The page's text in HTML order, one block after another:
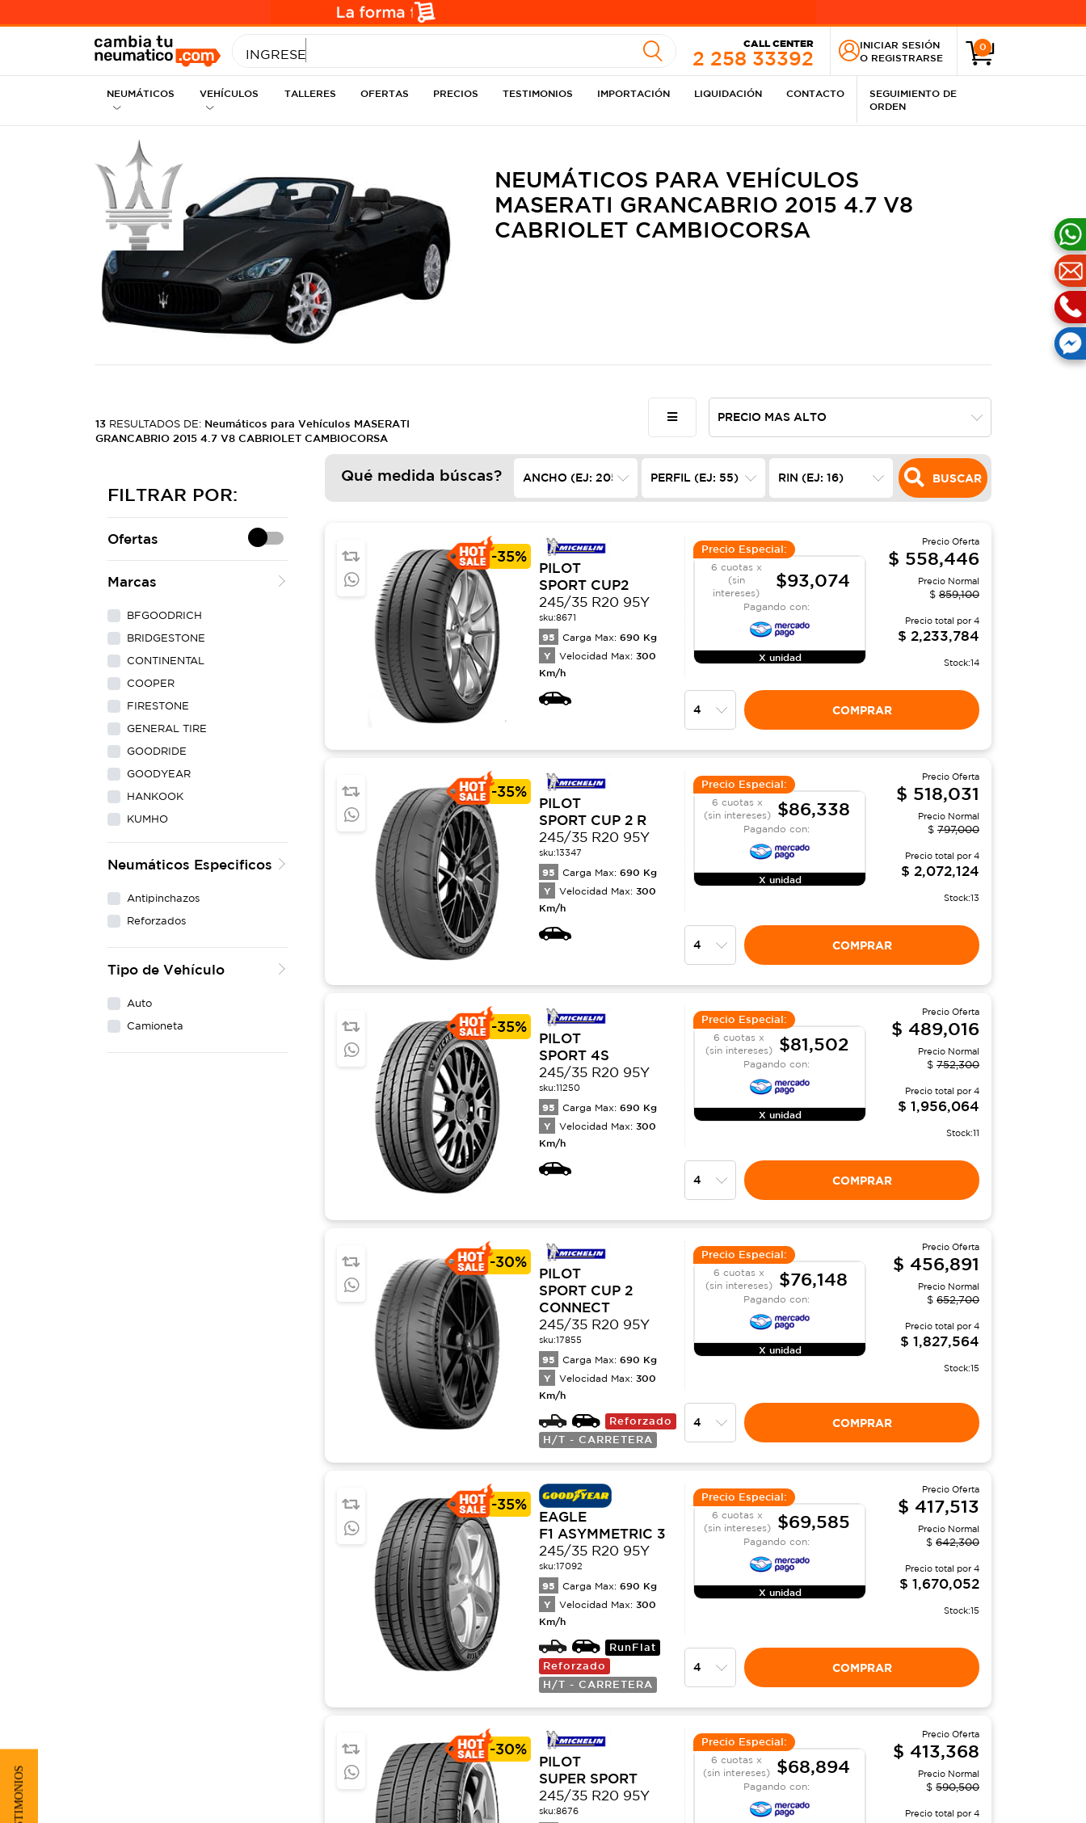
INGRESE MEDIDA
CALL CENTER
2 258 33392
INICIAR SESIÓN
O REGISTRARSE
0
NEUMÁTICOS VEHÍCULOS TALLERES OFERTAS PRECIOS TESTIMONIOS IMPORTACIÓN LIQUIDACIÓN CONTACTO
SEGUIMIENTO DE
ORDEN
NEUMÁTICOS PARA VEHÍCULOS
MASERATI GRANCABRIO 2015 4.7 V8
CABRIOLET CAMBIOCORSA
13 RESULTADOS DE: Neumáticos para Vehículos MASERATI
GRANCABRIO 2015 4.7 V8 CABRIOLET CAMBIOCORSA
FILTRAR POR:
Ofertas
Marcas
BFGOODRICH
BRIDGESTONE
CONTINENTAL
COOPER
FIRESTONE
GENERAL TIRE
GOODRIDE
GOODYEAR
HANKOOK
KUMHO
LING LONG
MAXXIS
YOKOHAMA
Neumáticos Especificos
Antipinchazos
Reforzados
Tipo de Vehículo
Auto
Camioneta
Qué medida búscas? BUSCAR
-35%
PILOT
SPORT CUP2
245/35 R20 95Y
sku:8671
95 Carga Max: 690 Kg
Y Velocidad Max: 300
Km/h
Precio Especial:
6 cuotas x
(sin
intereses)
$93,074
Pagando con:
X unidad
Precio Oferta
$ 558,446
Precio Normal
$ 859,100
Precio total por4
$ 2,233,784
Stock:14
COMPRAR
-35%
PILOT
SPORT CUP 2 R
245/35 R20 95Y
sku:13347
95 Carga Max: 690 Kg
Y Velocidad Max: 300
Km/h
Precio Especial:
6 cuotas x
(sin intereses)
$86,338
Pagando con:
X unidad
Precio Oferta
$ 518,031
Precio Normal
$ 797,000
Precio total por4
$ 2,072,124
Stock:13
COMPRAR
-35%
PILOT
SPORT 4S
245/35 R20 95Y
sku:11250
95 Carga Max: 690 Kg
Y Velocidad Max: 300
Km/h
Precio Especial:
6 cuotas x
(sin intereses)
$81,502
Pagando con:
X unidad
Precio Oferta
$ 489,016
Precio Normal
$ 752,300
Precio total por4
$ 1,956,064
Stock:11
COMPRAR
-30%
PILOT
SPORT CUP 2
CONNECT
245/35 R20 95Y
sku:17855
95 Carga Max: 690 Kg
Y Velocidad Max: 300
Km/h
Reforzado
H/T - CARRETERA
Precio Especial:
6 cuotas x
(sin intereses)
$76,148
Pagando con:
X unidad
Precio Oferta
$ 456,891
Precio Normal
$ 652,700
Precio total por4
$ 1,827,564
Stock:15
COMPRAR
-35%
EAGLE
F1 ASYMMETRIC 3
245/35 R20 95Y
sku:17092
95 Carga Max: 690 Kg
Y Velocidad Max: 300
Km/h
RunFlat
Reforzado
H/T - CARRETERA
Precio Especial:
6 cuotas x
(sin intereses)
$69,585
Pagando con:
X unidad
Precio Oferta
$ 417,513
Precio Normal
$ 642,300
Precio total por4
$ 1,670,052
Stock:15
COMPRAR
-30%
PILOT
SUPER SPORT
245/35 R20 95Y
sku:8676
Precio Especial:
6 cuotas x
(sin intereses)
$68,894
Pagando con:
Precio Oferta
$ 413,368
Precio Normal
$ 590,500
Precio total por4